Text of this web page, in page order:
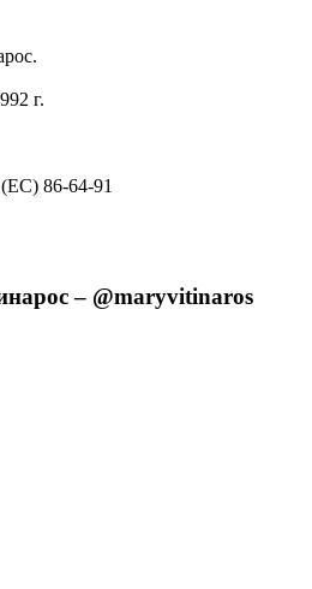
г.
86-64-91
– @maryvitinaros